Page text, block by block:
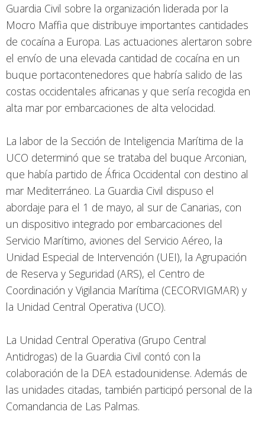
Guardia Civil sobre la organización liderada por la
Mocro Maffia que distribuye importantes cantidades
de cocaína a Europa. Las actuaciones alertaron sobre
el envío de una elevada cantidad de cocaína en un
buque portacontenedores que habría salido de las
costas occidentales africanas y que sería recogida en
alta mar por embarcaciones de alta velocidad.
La labor de la Sección de Inteligencia Marítima de la
UCO determinó que se trataba del buque Arconian,
que había partido de África Occidental con destino al
mar Mediterráneo. La Guardia Civil dispuso el
abordaje para el 1 de mayo, al sur de Canarias, con
un dispositivo integrado por embarcaciones del
Servicio Marítimo, aviones del Servicio Aéreo, la
Unidad Especial de Intervención (UEI), la Agrupación
de Reserva y Seguridad (ARS), el Centro de
Coordinación y Vigilancia Marítima (CECORVIGMAR) y
la Unidad Central Operativa (UCO).
La Unidad Central Operativa (Grupo Central
Antidrogas) de la Guardia Civil contó con la
colaboración de la DEA estadounidense. Además de
las unidades citadas, también participó personal de la
Comandancia de Las Palmas.